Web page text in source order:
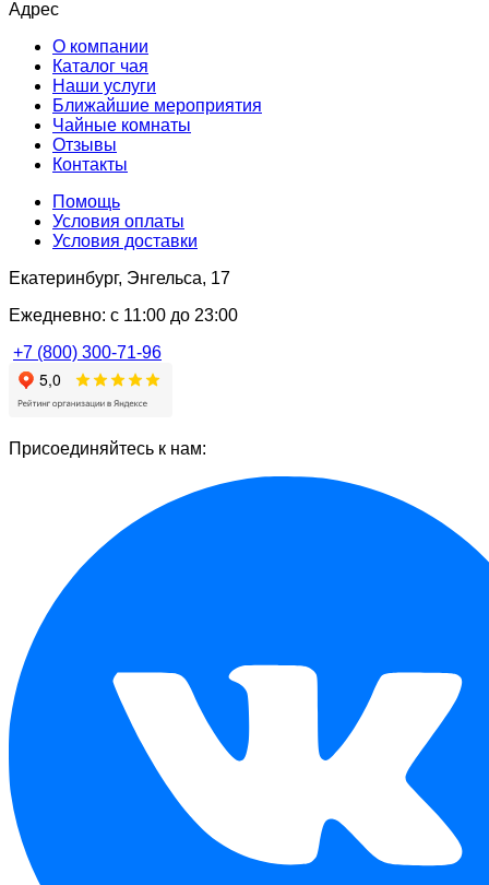
Адрес
О компании
Каталог чая
Наши услуги
Ближайшие мероприятия
Чайные комнаты
Отзывы
Контакты
Помощь
Условия оплаты
Условия доставки
Екатеринбург, Энгельса, 17
Ежедневно: с 11:00 до 23:00
+7 (800) 300-71-96
Присоединяйтесь к нам: